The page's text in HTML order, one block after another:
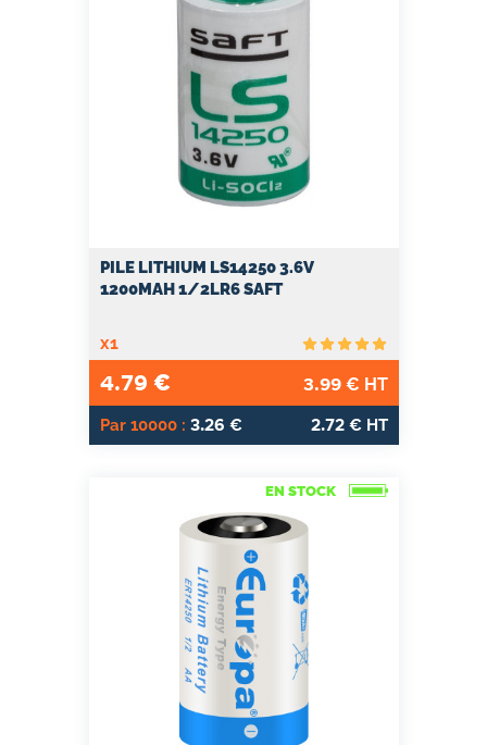
PILE LITHIUM LS14250 3.6V
1200MAH 1/2LR6 SAFT
x1
4.79 € 3.99€ HT
Par 10000 : 3.26 € 2.72€ HT
EN STOCK